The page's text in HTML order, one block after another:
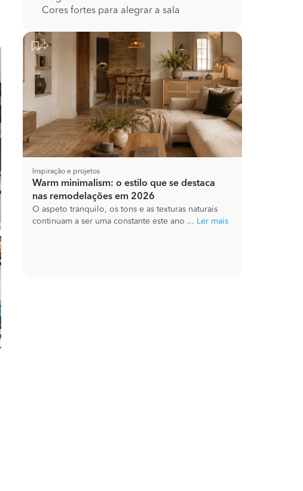
Cores fortes para alegrar a sala
Inspiração e projetos
Warm minimalism: o estilo que se destaca
nas remodelações em 2026
O aspeto tranquilo, os tons e as texturas naturais
continuam a ser uma constante este ano ... Ler mais